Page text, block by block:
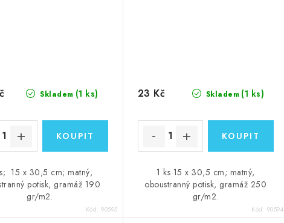
Skladem (1 ks)
15 x 30,5 cm; matný,
potisk, gramáž 190
gr/m2.
Kód:90595
Skladem (1 ks)
23 Kč
1 ks 15 x 30,5 cm; matný,
oboustranný potisk, gramáž 250
gr/m2.
Kód: 90594